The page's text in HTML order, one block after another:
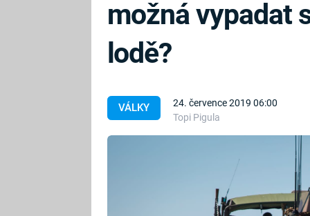
PRVNÍ SVĚTOVÁ
RODINA
VÁLKY
24. července 2019 06:00
Topi Pigula
možná vypadat
lodě?